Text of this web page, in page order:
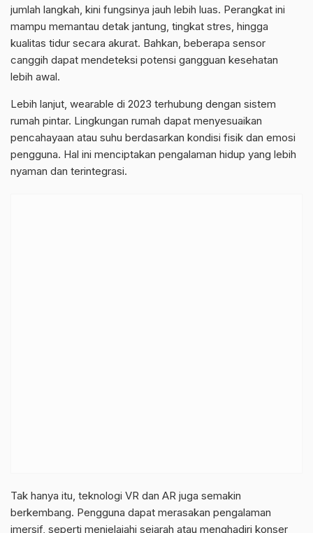
jumlah langkah, kini fungsinya jauh lebih luas. Perangkat ini
mampu memantau detak jantung, tingkat stres, hingga
kualitas tidur secara akurat. Bahkan, beberapa sensor
canggih dapat mendeteksi potensi gangguan kesehatan
lebih awal.
Lebih lanjut, wearable di 2023 terhubung dengan sistem
rumah pintar. Lingkungan rumah dapat menyesuaikan
pencahayaan atau suhu berdasarkan kondisi fisik dan emosi
pengguna. Hal ini menciptakan pengalaman hidup yang lebih
nyaman dan terintegrasi.
Tak hanya itu, teknologi VR dan AR juga semakin
berkembang. Pengguna dapat merasakan pengalaman
imersif, seperti menjelajahi sejarah atau menghadiri konser